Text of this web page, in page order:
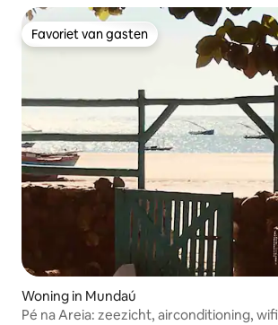
Favoriet van gasten
Favoriet van gasten
Woning in Mundaú
Pé na Areia: zeezicht, airconditioning, wifi